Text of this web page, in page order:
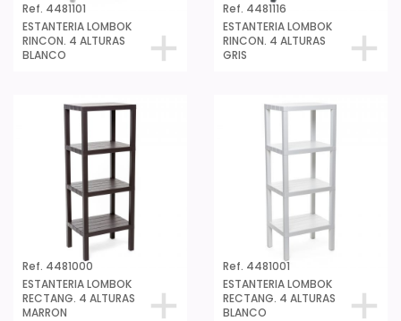
Ref. 4481101
ESTANTERIA LOMBOK
RINCON. 4 ALTURAS
BLANCO
Ref. 4481116
ESTANTERIA LOMBOK
RINCON. 4 ALTURAS
GRIS
Ref. 4481000
ESTANTERIA LOMBOK
RECTANG. 4 ALTURAS
MARRON
Ref. 4481001
ESTANTERIA LOMBOK
RECTANG. 4 ALTURAS
BLANCO